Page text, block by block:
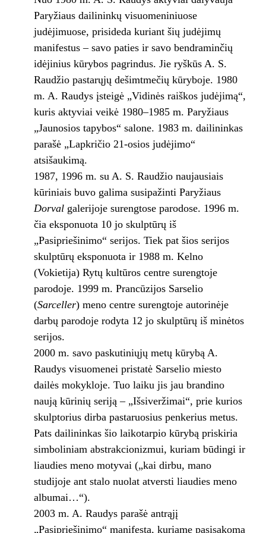
Paryžiaus dailininkų visuomeniniuose
judėjimuose, prisideda kuriant šių judėjimų
manifestus – savo paties ir savo bendraminčių
idėjinius kūrybos pagrindus. Jie ryškūs A. S.
Raudžio pastarųjų dešimtmečių kūryboje. 1980
m. A. Raudys įsteigė „Vidinės raiškos judėjimą“,
kuris aktyviai veikė 1980–1985 m. Paryžiaus
„Jaunosios tapybos“ salone. 1983 m. dailininkas
parašė „Lapkričio 21-osios judėjimo“
atsišaukimą.
1987, 1996 m. su A. S. Raudžio naujausiais
kūriniais buvo galima susipažinti Paryžiaus
Dorval galerijoje surengtose parodose. 1996 m.
čia eksponuota 10 jo skulptūrų iš
„Pasipriešinimo“ serijos. Tiek pat šios serijos
skulptūrų eksponuota ir 1988 m. Kelno
(Vokietija) Rytų kultūros centre surengtoje
parodoje. 1999 m. Prancūzijos Sarselio
(Sarceller) meno centre surengtoje autorinėje
darbų parodoje rodyta 12 jo skulptūrų iš minėtos
serijos.
2000 m. savo paskutiniųjų metų kūrybą A.
Raudys visuomenei pristatė Sarselio miesto
dailės mokykloje. Tuo laiku jis jau brandino
naują kūrinių seriją – „Išsiveržimai“, prie kurios
skulptorius dirba pastaruosius penkerius metus.
Pats dailininkas šio laikotarpio kūrybą priskiria
simboliniam abstrakcionizmui, kuriam būdingi ir
liaudies meno motyvai („kai dirbu, mano
studijoje ant stalo nuolat atversti liaudies meno
albumai…“).
2003 m. A. Raudys parašė antrąjį
„Pasipriešinimo“ manifestą, kuriame pasisakoma